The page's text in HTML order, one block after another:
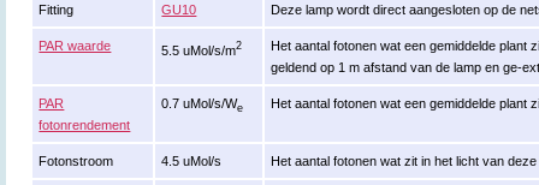
Fitting GU10 Deze lamp wordt direct aangesloten op de
PAR waarde 5.5 uMol/s/m2
Het aantal fotonen wat een gemiddelde plant
geldend op 1 m afstand van de lamp en ge-
PAR
fotonrendement
0.7 uMol/s/We Het aantal fotonen wat een gemiddelde plant
Fotonstroom 4.5 uMol/s Het aantal fotonen wat zit in het licht van